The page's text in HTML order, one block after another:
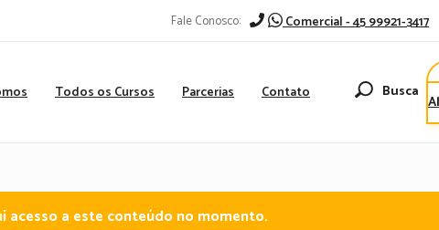
Fale Conosco: Comercial - 45 99921-3417
Todos os Cursos Parcerias Contato Busca
acesso a este conteúdo no momento.